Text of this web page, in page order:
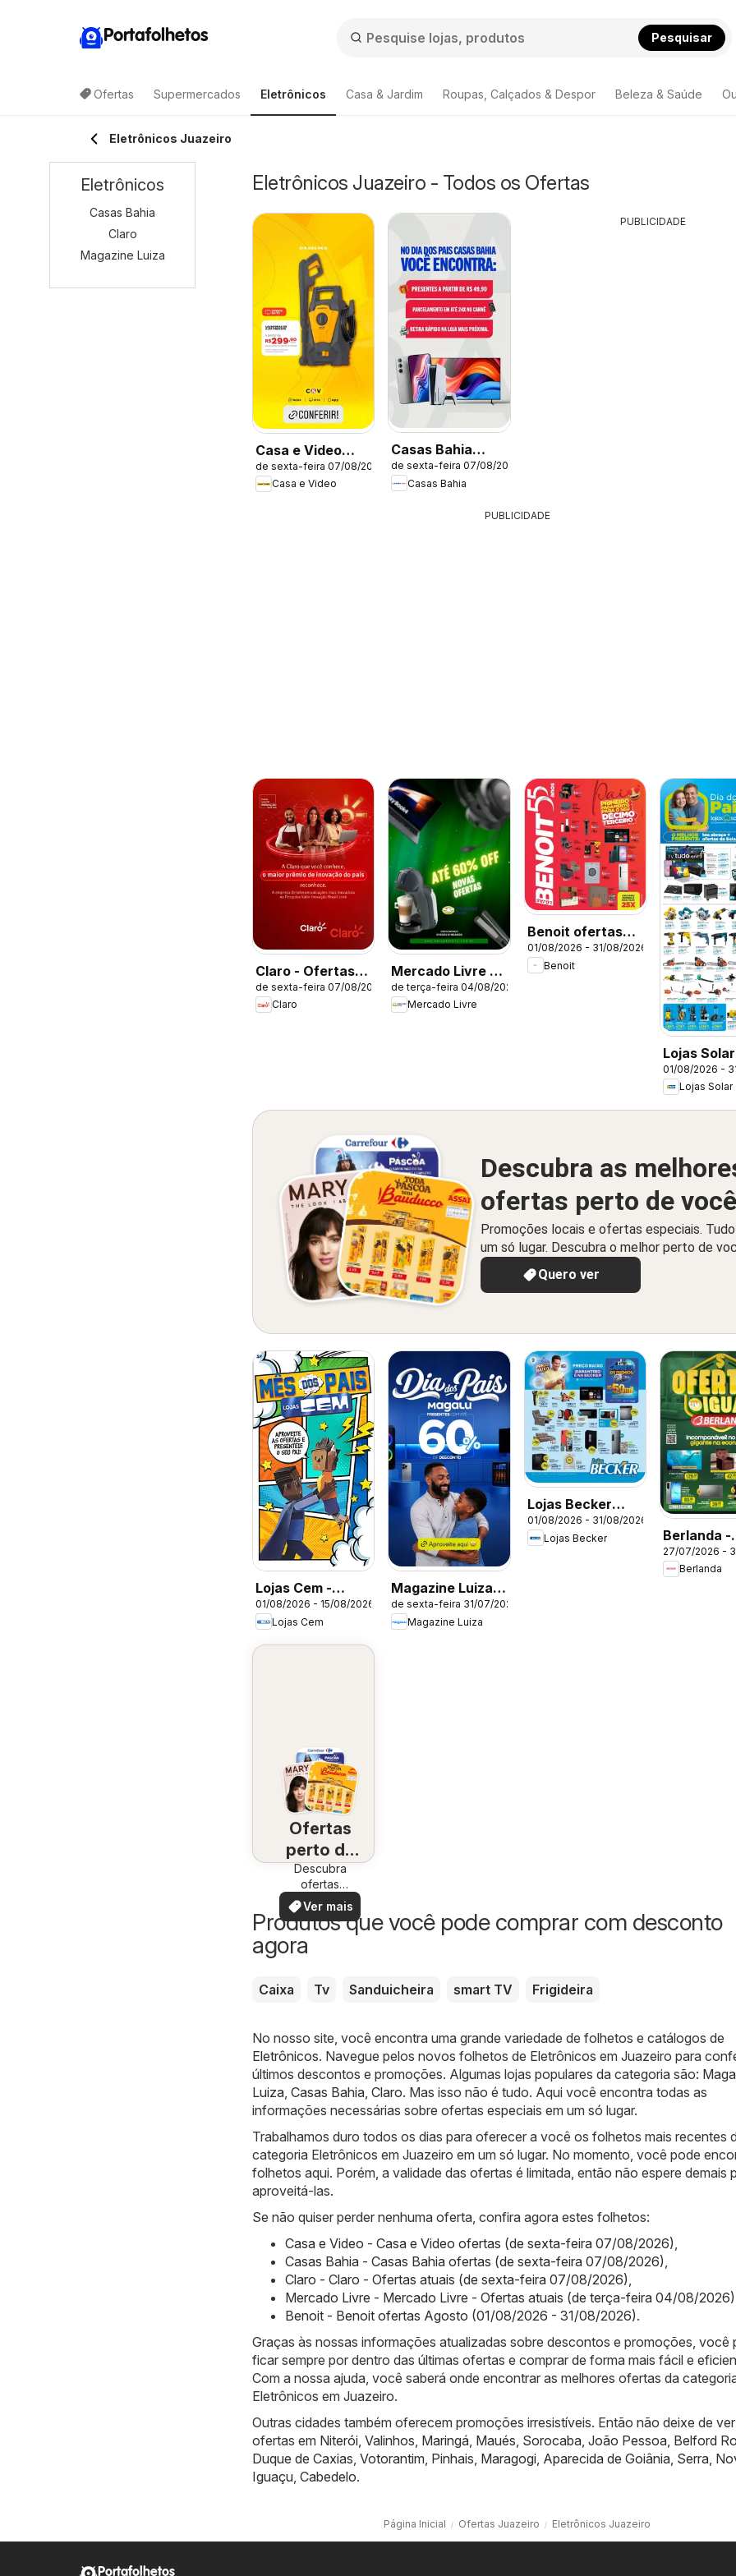
Portafolhetos Pesquisar
Ofertas Supermercados Eletrônicos Casa & Jardim Roupas, Calçados & Despor Beleza & Saúde
Eletrônicos Juazeiro
Eletrônicos Juazeiro - Todos os Ofertas
Casa e Video
ofertas
de sexta-feira 07/08/2026
Casa e Video
Casas Bahia
ofertas
de sexta-feira 07/08/2026
Casas Bahia
PUBLICIDADE
PUBLICIDADE
Claro - Ofertas
atuais
de sexta-feira 07/08/2026
Claro
Mercado Livre -
Ofertas atuais
de terça-feira 04/08/2026
Mercado Livre
Benoit ofertas
Agosto
01/08/2026 - 31/08/2026
Benoit
Lojas
Ofertas
01/08/2026 -
Lojas Solar
Descubra as
ofertas perto de você
Promoções locais e ofertas especiais.
um só lugar. Descubra o melhor perto de
Quero ver
Lojas Cem -
Ofertas atuais
01/08/2026 - 15/08/2026
Lojas Cem
Magazine Luiza
ofertas
de sexta-feira 31/07/2026
Magazine Luiza
Lojas Becker
ofertas Agosto
01/08/2026 - 31/08/2026
Lojas Becker
Berlanda -
Ofertas
27/07/2026 -
Berlanda
Ofertas
perto de
você
Descubra
ofertas
especiais
Ver mais
Produtos que você pode comprar com desconto
agora
Caixa Tv Sanduicheira smart TV Frigideira
No nosso site, você encontra uma grande variedade de folhetos e catálogos de
Eletrônicos. Navegue pelos novos folhetos de Eletrônicos em Juazeiro para
últimos descontos e promoções. Algumas lojas populares da categoria são:
Luiza, Casas Bahia, Claro. Mas isso não é tudo. Aqui você encontra todas as
informações necessárias sobre ofertas especiais em um só lugar.
Trabalhamos duro todos os dias para oferecer a você os folhetos mais recentes
categoria Eletrônicos em Juazeiro em um só lugar. No momento, você pode
folhetos aqui. Porém, a validade das ofertas é limitada, então não espere demais
aproveitá-las.
Se não quiser perder nenhuma oferta, confira agora estes folhetos:
Casa e Video - Casa e Video ofertas (de sexta-feira 07/08/2026),
Casas Bahia - Casas Bahia ofertas (de sexta-feira 07/08/2026),
Claro - Claro - Ofertas atuais (de sexta-feira 07/08/2026),
Mercado Livre - Mercado Livre - Ofertas atuais (de terça-feira 04/08/2026)
Benoit - Benoit ofertas Agosto (01/08/2026 - 31/08/2026).
Graças às nossas informações atualizadas sobre descontos e promoções, você
ficar sempre por dentro das últimas ofertas e comprar de forma mais fácil e
Com a nossa ajuda, você saberá onde encontrar as melhores ofertas da
Eletrônicos em Juazeiro.
Outras cidades também oferecem promoções irresistíveis. Então não deixe de
ofertas em Niterói, Valinhos, Maringá, Maués, Sorocaba, João Pessoa, Belford
Duque de Caxias, Votorantim, Pinhais, Maragogi, Aparecida de Goiânia, Serra,
Iguaçu, Cabedelo.
Página Inicial Ofertas Juazeiro Eletrônicos Juazeiro
Eletrônicos
Casas Bahia
Claro
Magazine Luiza
Portafolhetos